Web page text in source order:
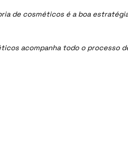
de cosméticos é a boa
acompanha todo o processo